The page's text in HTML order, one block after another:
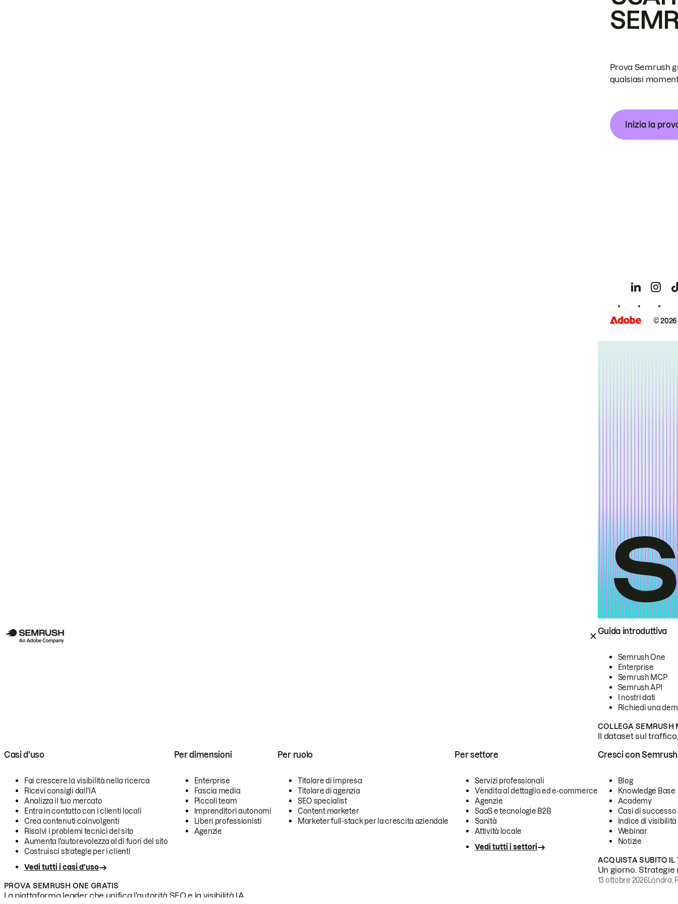
Guida introduttiva
Semrush One
Enterprise
Semrush MCP
Semrush API
I nostri dati
Richiedi una
COLLEGA SEMRUSH
Il dataset sul
Casi d'uso
Fai crescere la visibilità nella ricerca
Ricevi consigli dall'IA
Analizza il tuo mercato
Entra in contatto con i clienti locali
Crea contenuti coinvolgenti
Risolvi i problemi tecnici del sito
Aumenta l'autorevolezza al di fuori del sito
Costruisci strategie per i clienti
Vedi tutti i casi d'uso
Per dimensioni
Enterprise
Fascia media
Piccoli team
Imprenditori autonomi
Liberi professionisti
Agenzie
Per ruolo
Titolare di impresa
Titolare di agenzia
SEO specialist
Content marketer
Marketer full-stack per la crescita aziendale
Per settore
Servizi professionali
Vendita al dettaglio ed e-commerce
Agenzie
SaaS e tecnologie B2B
Sanità
Attività locale
Vedi tutti i settori
PROVA SEMRUSH ONE GRATIS
La piattaforma leader che unifica l'autorità SEO e la visibilità IA.
Cresci con Semrush
Blog
Knowledge Base
Academy
Casi di successo
Indice di visibilità
Webinar
Notizie
ACQUISTA SUBITO IL
Un giorno.
13 ottobre 2026Londra,
Prova Semrush
qualsiasi
Inizia la
©